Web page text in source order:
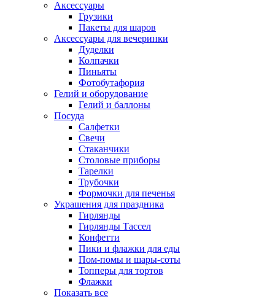
Аксессуары
Грузики
Пакеты для шаров
Аксессуары для вечеринки
Дуделки
Колпачки
Пиньяты
Фотобутафория
Гелий и оборудование
Гелий и баллоны
Посуда
Салфетки
Свечи
Стаканчики
Столовые приборы
Тарелки
Трубочки
Формочки для печенья
Украшения для праздника
Гирлянды
Гирлянды Тассел
Конфетти
Пики и флажки для еды
Пом-помы и шары-соты
Топперы для тортов
Флажки
Показать все